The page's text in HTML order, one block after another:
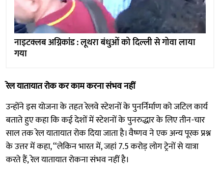
नाइटक्लब अग्निकांड : लूथरा बंधुओं को दिल्ली से गोवा लाया
गया
रेल यातायात रोक कर काम करना संभव नहीं
उन्होंने इस योजना के तहत रेलवे स्टेशनों के पुनर्निर्माण को जटिल कार्य
बताते हुए कहा कि कई देशों में स्टेशनों के पुनरुद्धार के लिए तीन-चार
साल तक रेल यातायात रोक दिया जाता है। वैष्णव ने एक अन्य पूरक प्रश्न
के उत्तर में कहा, ‘‘लेकिन भारत में, जहां 7.5 करोड़ लोग ट्रेनों से यात्रा
करते हैं, रेल यातायात रोकना संभव नहीं है।